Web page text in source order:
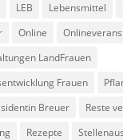
LEB Lebensmittel
Online
LandFrauen
Frauen
Breuer
Reste
Rezepte